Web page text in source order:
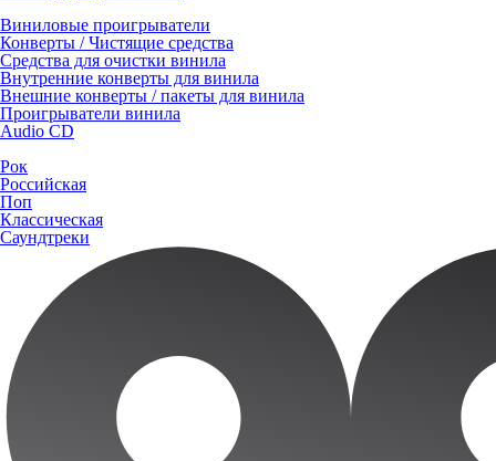
Виниловые проигрыватели
Конверты / Чистящие средства
Средства для очистки винила
Внутренние конверты для винила
Внешние конверты / пакеты для винила
Проигрыватели винила
Audio CD
Рок
Российская
Поп
Классическая
Саундтреки